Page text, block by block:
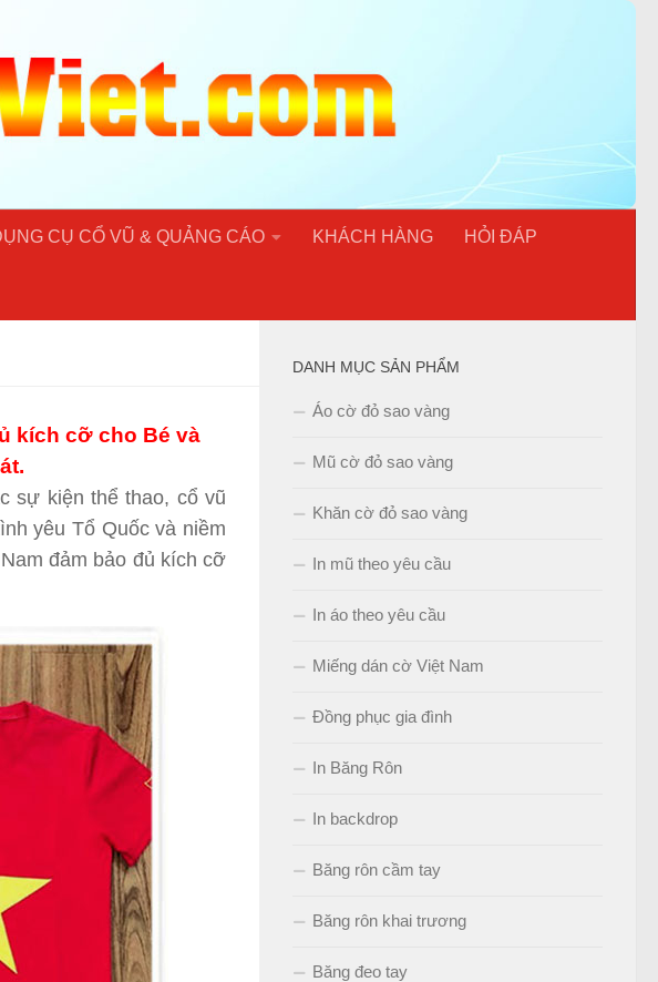
CỤ CỔ VŨ & QUẢNG CÁO KHÁCH HÀNG HỎI ĐÁP
kích cỡ cho Bé và
sự kiện thể thao, cổ vũ
yêu Tổ Quốc và niềm
đảm bảo đủ kích cỡ
DANH MỤC SẢN PHẨM
Áo cờ đỏ sao vàng
Mũ cờ đỏ sao vàng
Khăn cờ đỏ sao vàng
In mũ theo yêu cầu
In áo theo yêu cầu
Miếng dán cờ Việt Nam
Đồng phục gia đình
In Băng Rôn
In backdrop
Băng rôn cầm tay
Băng rôn khai trương
Băng đeo tay